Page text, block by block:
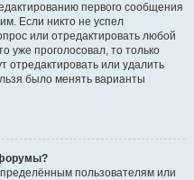
первого сообщения
Если никто не успел
или отредактировать любой
уже проголосовал, то только
отредактировать или удалить
было менять варианты
пользователям или